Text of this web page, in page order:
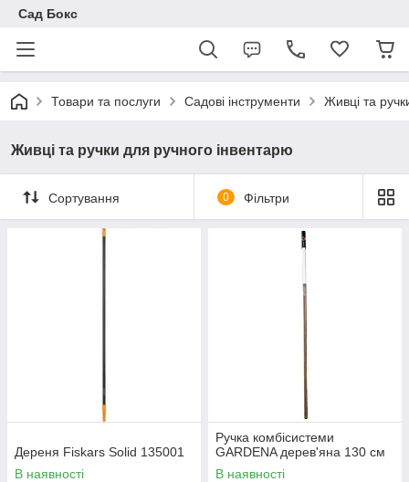
Сад Бокс
Товари та послуги Садові інструменти Живці та
Живці та ручки для ручного інвентарю
Сортування 0 Фільтри
Дереня Fiskars Solid 135001
В наявності
Ручка комбісистеми
GARDENA дерев'яна 130 см
В наявності